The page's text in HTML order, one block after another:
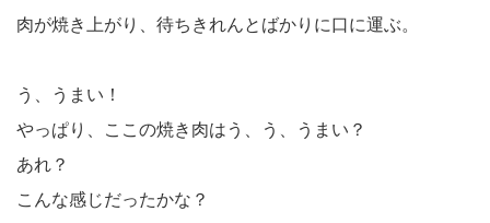
肉が焼き上がり、待ちきれんとばかりに口に運ぶ。
う、うまい！
やっぱり、ここの焼き肉はう、う、うまい？
あれ？
こんな感じだったかな？